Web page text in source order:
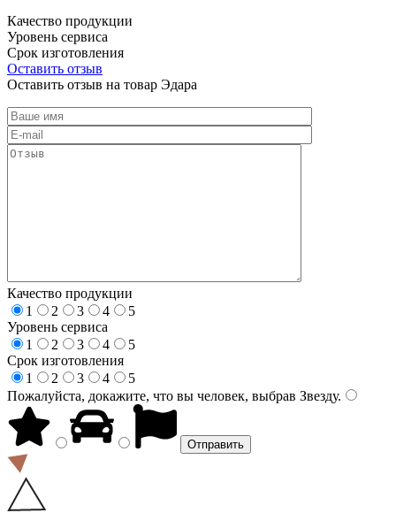
Качество продукции
Уровень сервиса
Срок изготовления
Оставить отзыв
Оставить отзыв на товар Эдара
Качество продукции
1
2 3 4
5
Уровень сервиса
1
2 3 4
5
Срок изготовления
1
2 3 4
5
Пожалуйста, докажите, что вы человек, выбрав Звезду.